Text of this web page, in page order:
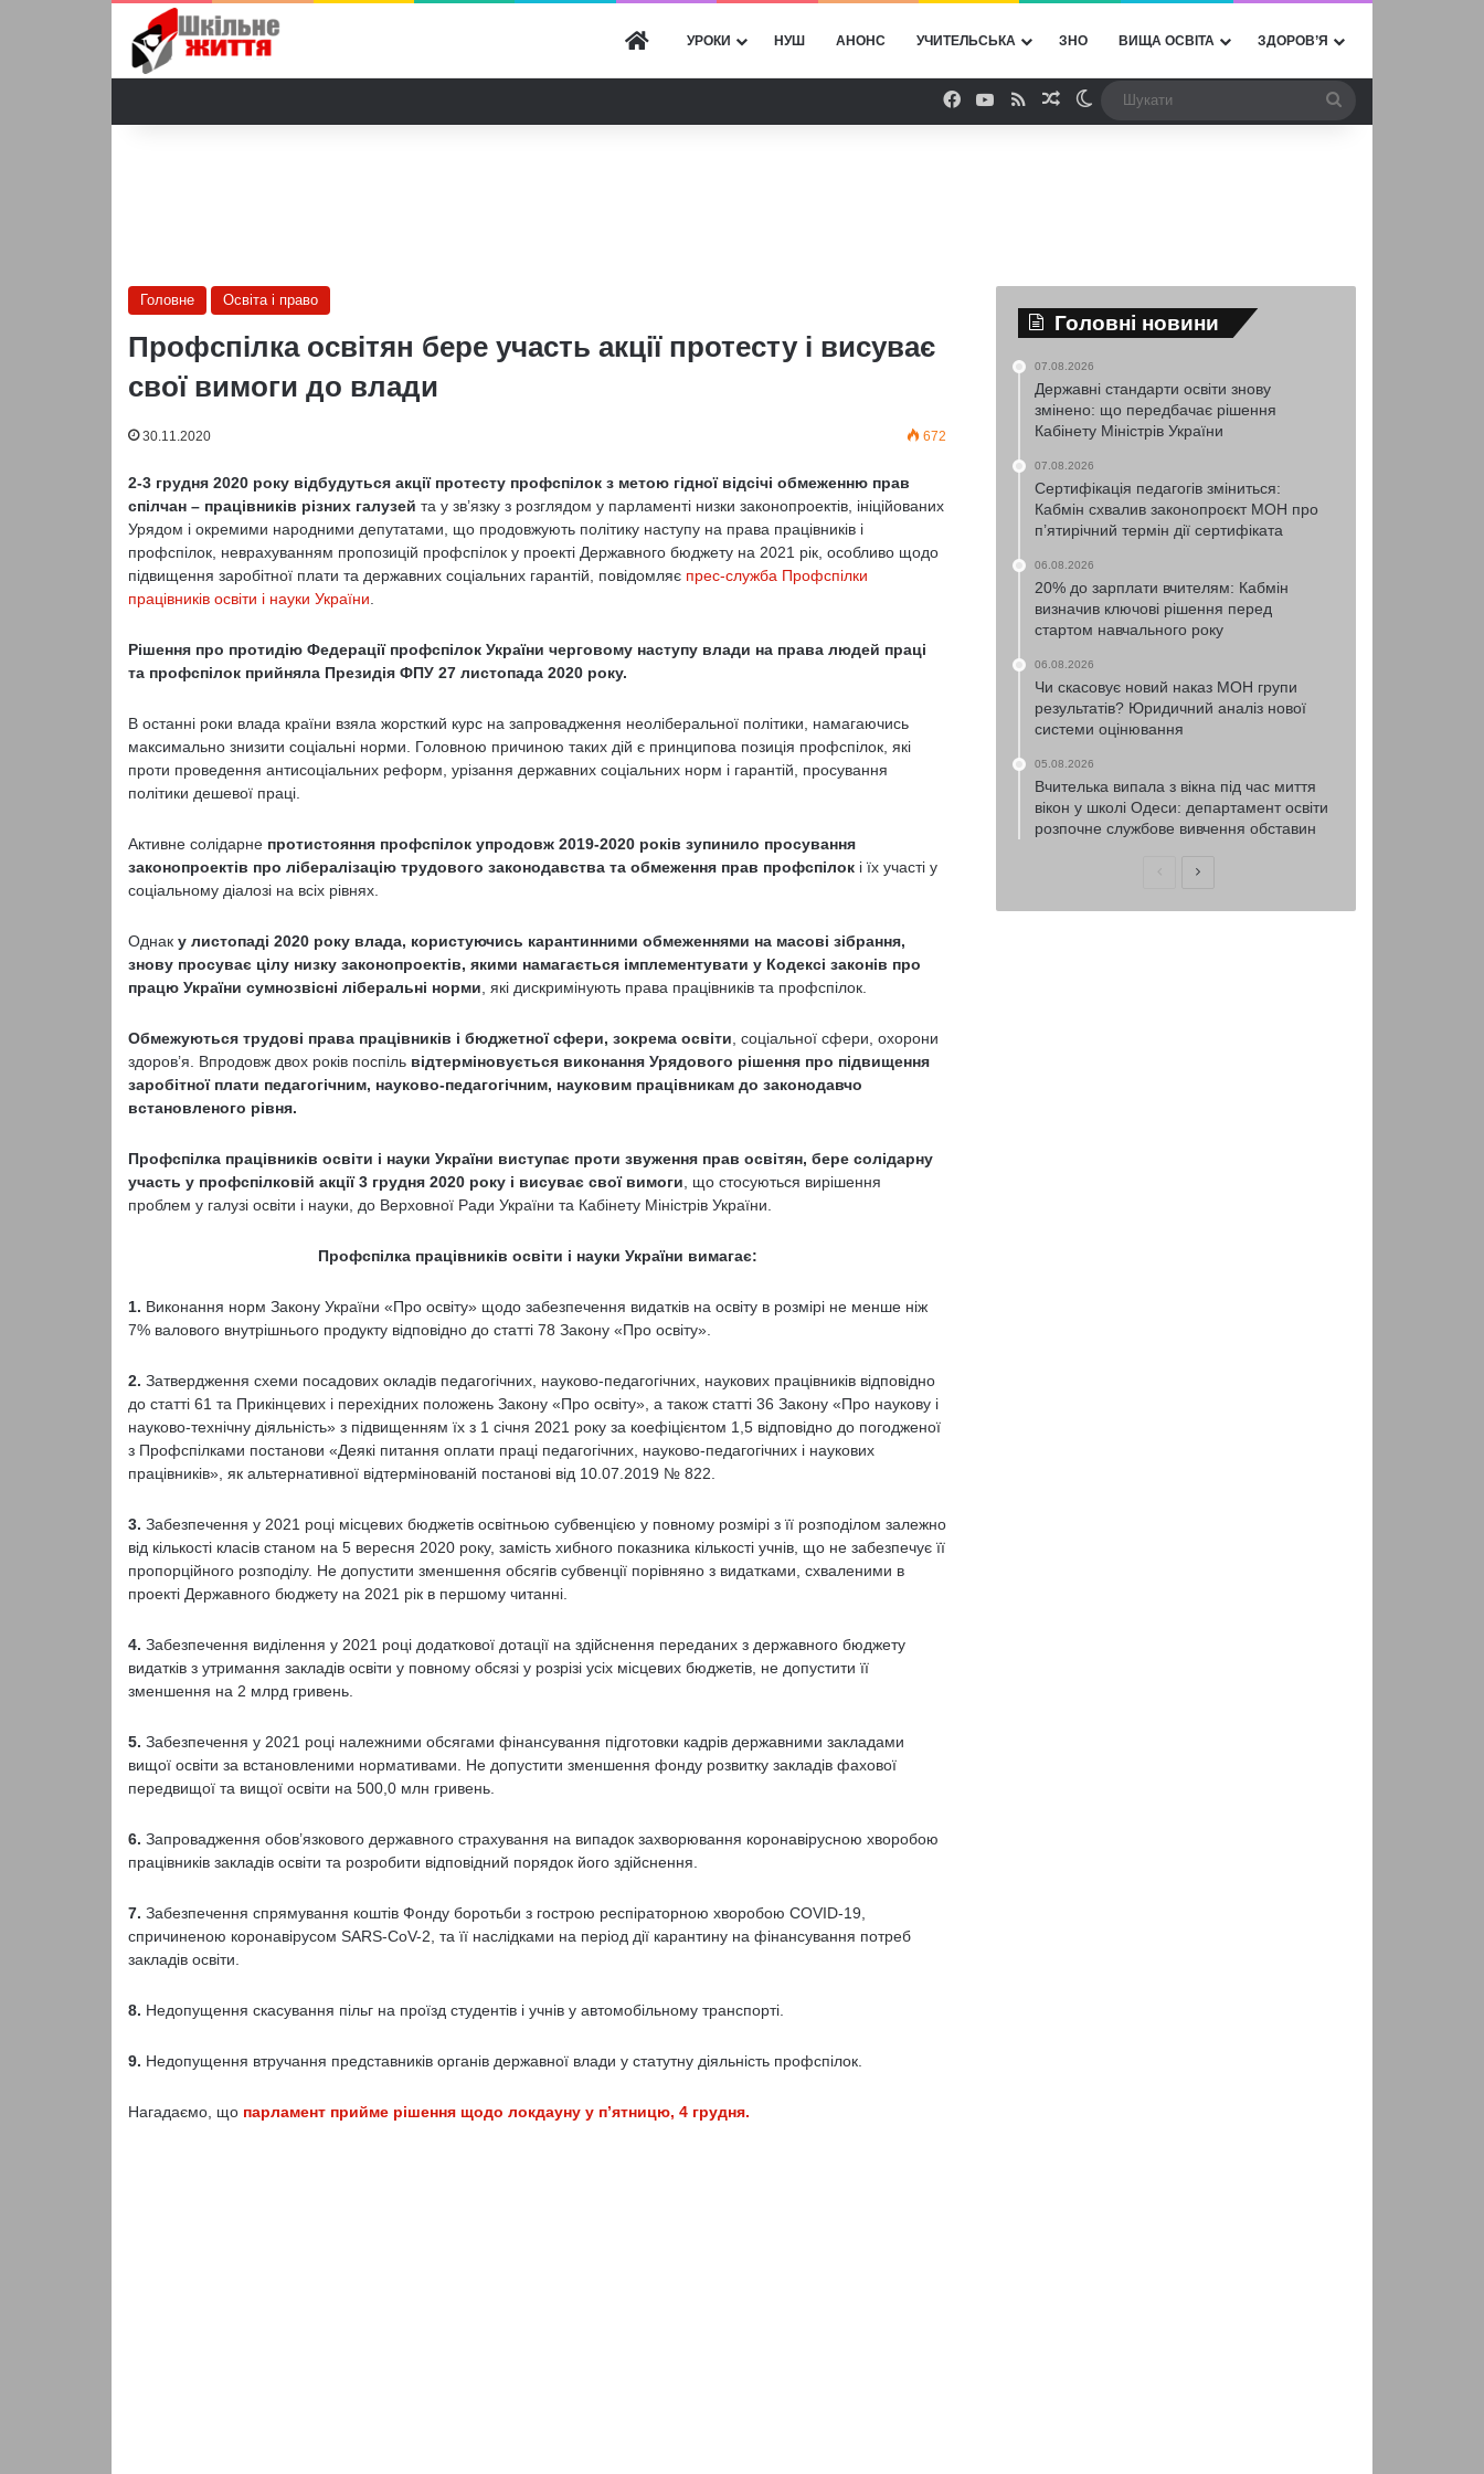
ГОЛОВНА
УРОКИ НУШ АНОНС УЧИТЕЛЬСЬКА ЗНО ВИЩА ОСВІТА ЗДОРОВ’Я
Facebook
YouTube
RSSВипадкова стаття
Switch skin
Головне Освіта і право
Профспілка освітян бере участь акції протесту і висуває
свої вимоги до влади
30.11.2020 672
2-3 грудня 2020 року відбудуться акції протесту профспілок з метою гідної відсічі обмеженню прав
спілчан – працівників різних галузей та у зв’язку з розглядом у парламенті низки законопроектів, ініційованих
Урядом і окремими народними депутатами, що продовжують політику наступу на права працівників і
профспілок, неврахуванням пропозицій профспілок у проекті Державного бюджету на 2021 рік, особливо щодо
підвищення заробітної плати та державних соціальних гарантій, повідомляє прес-служба Профспілки
працівників освіти і науки України
Рішення про протидію Федерації профспілок України черговому наступу влади на права людей праці
та профспілок прийняла Президія ФПУ 27 листопада 2020 року.
В останні роки влада країни взяла жорсткий курс на запровадження неоліберальної політики, намагаючись
максимально знизити соціальні норми. Головною причиною таких дій є принципова позиція профспілок, які
проти проведення антисоціальних реформ, урізання державних соціальних норм і гарантій, просування
політики дешевої праці.
Активне солідарне протистояння профспілок упродовж 2019-2020 років зупинило просування
законопроектів про лібералізацію трудового законодавства та обмеження прав профспілокі їх участі у
соціальному діалозі на всіх рівнях.
Однак у листопаді 2020 року влада, користуючись карантинними обмеженнями на масові зібрання,
знову просуває цілу низку законопроектів, якими намагається імплементувати у Кодексі законів про
працю України сумнозвісні ліберальні норми , які дискримінують права працівників та профспілок.
Обмежуються трудові права працівників і бюджетної сфери, зокрема освіти , соціальної сфери, охорони
здоров’я. Впродовж двох років поспіль відтерміновується виконання Урядового рішення про підвищення
заробітної плати педагогічним, науково-педагогічним, науковим працівникам до законодавчо
встановленого рівня.
Профспілка працівників освіти і науки України виступає проти звуження прав освітян, бере солідарну
участь у профспілковій акції 3 грудня 2020 року і висуває свої вимоги , що стосуються вирішення
проблем у галузі освіти і науки, до Верховної Ради України та Кабінету Міністрів України.
Профспілка працівників освіти і науки України вимагає:
1. Виконання норм Закону України «Про освіту» щодо забезпечення видатків на освіту в розмірі не менше ніж
7% валового внутрішнього продукту відповідно до статті 78 Закону «Про освіту».
2. Затвердження схеми посадових окладів педагогічних, науково-педагогічних, наукових працівників відповідно
до статті 61 та Прикінцевих і перехідних положень Закону «Про освіту», а також статті 36 Закону «Про наукову і
науково-технічну діяльність» з підвищенням їх з 1 січня 2021 року за коефіцієнтом 1,5 відповідно до погодженої
з Профспілками постанови «Деякі питання оплати праці педагогічних, науково-педагогічних і наукових
працівників», як альтернативної відтермінованій постанові від 10.07.2019 № 822.
3. Забезпечення у 2021 році місцевих бюджетів освітньою субвенцією у повному розмірі з її розподілом залежно
від кількості класів станом на 5 вересня 2020 року, замість хибного показника кількості учнів, що не забезпечує її
пропорційного розподілу. Не допустити зменшення обсягів субвенції порівняно з видатками, схваленими в
проекті Державного бюджету на 2021 рік в першому читанні.
4. Забезпечення виділення у 2021 році додаткової дотації на здійснення переданих з державного бюджету
видатків з утримання закладів освіти у повному обсязі у розрізі усіх місцевих бюджетів, не допустити її
зменшення на 2 млрд гривень.
5. Забезпечення у 2021 році належними обсягами фінансування підготовки кадрів державними закладами
вищої освіти за встановленими нормативами. Не допустити зменшення фонду розвитку закладів фахової
передвищої та вищої освіти на 500,0 млн гривень.
6. Запровадження обов’язкового державного страхування на випадок захворювання коронавірусною хворобою
працівників закладів освіти та розробити відповідний порядок його здійснення.
7. Забезпечення спрямування коштів Фонду боротьби з гострою респіраторною хворобою COVID-19,
спричиненою коронавірусом SARS-CoV-2, та її наслідками на період дії карантину на фінансування потреб
закладів освіти.
8. Недопущення скасування пільг на проїзд студентів і учнів у автомобільному транспорті.
9. Недопущення втручання представників органів державної влади у статутну діяльність профспілок.
Нагадаємо, щопарламент прийме рішення щодо локдауну у п’ятницю, 4 грудня.
Головні новини
07.08.2026
Державні стандарти освіти знову
змінено: що передбачає рішення
Кабінету Міністрів України
07.08.2026
Сертифікація педагогів зміниться:
Кабмін схвалив законопроєкт МОН про
п’ятирічний термін дії сертифіката
06.08.2026
20% до зарплати вчителям: Кабмін
визначив ключові рішення перед
стартом навчального року
06.08.2026
Чи скасовує новий наказ МОН групи
результатів? Юридичний аналіз нової
системи оцінювання
05.08.2026
Вчителька випала з вікна під час миття
вікон у школі Одеси: департамент освіти
розпочне службове вивчення обставин
ПопередняНаступна